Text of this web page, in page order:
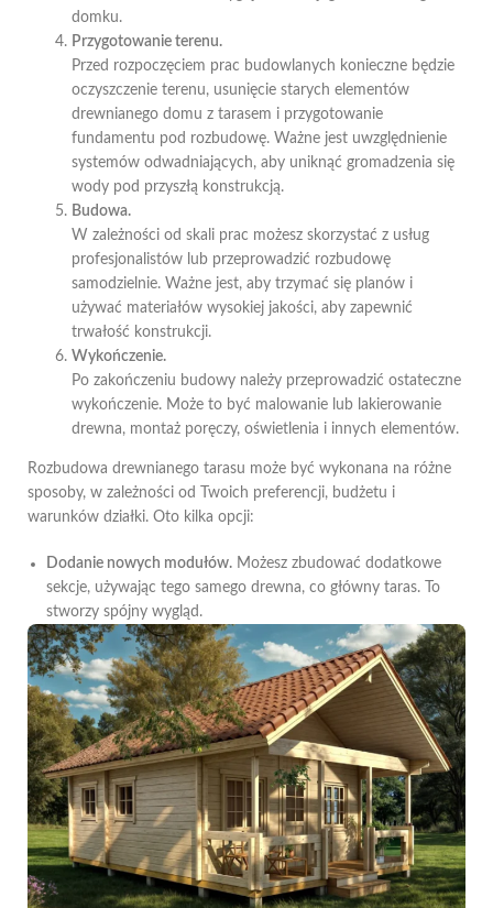
domku.
Przygotowanie terenu.
Przed rozpoczęciem prac budowlanych konieczne będzie
oczyszczenie terenu, usunięcie starych elementów
drewnianego domu z tarasem i przygotowanie
fundamentu pod rozbudowę. Ważne jest uwzględnienie
systemów odwadniających, aby uniknąć gromadzenia się
wody pod przyszłą konstrukcją.
Budowa.
W zależności od skali prac możesz skorzystać z usług
profesjonalistów lub przeprowadzić rozbudowę
samodzielnie. Ważne jest, aby trzymać się planów i
używać materiałów wysokiej jakości, aby zapewnić
trwałość konstrukcji.
Wykończenie.
Po zakończeniu budowy należy przeprowadzić ostateczne
wykończenie. Może to być malowanie lub lakierowanie
drewna, montaż poręczy, oświetlenia i innych elementów.
Rozbudowa drewnianego tarasu może być wykonana na różne
sposoby, w zależności od Twoich preferencji, budżetu i
warunków działki. Oto kilka opcji:
Dodanie nowych modułów. Możesz zbudować dodatkowe
sekcje, używając tego samego drewna, co główny taras. To
stworzy spójny wygląd.